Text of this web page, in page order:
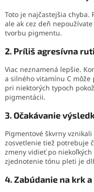
Toto je najčastejšia chyba.
ale ak cez deň
tvorbu pigmentu.
2. Príliš agresívna
Viac neznamená lepšie.
a silného vitamínu C
pri niektorých typoch
pigmentácii.
3. Očakávanie
Pigmentové škvrny
zosvetlenie tiež potrebuje
zmeny vidieť po
zjednotenie tónu pleti je
4. Zabúdanie na krk